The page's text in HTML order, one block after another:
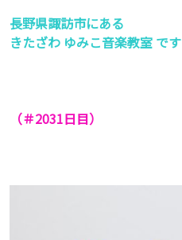
長野県諏訪市にある
きたざわ ゆみこ音楽教室 です
（＃2031日目）